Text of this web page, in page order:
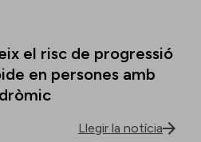
el risc de progressió
en persones amb
Llegir la notícia